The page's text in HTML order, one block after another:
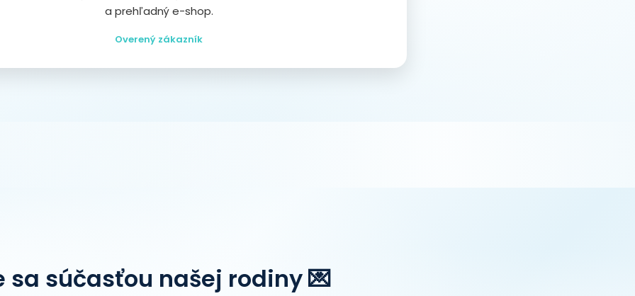
a prehľadný e-shop.
Overený zákazník
sa súčasťou našej rodiny 💌